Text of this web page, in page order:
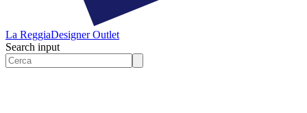
La ReggiaDesigner Outlet
Search input